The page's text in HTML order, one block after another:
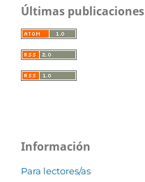
Últimas publicaciones
Información
Para lectores/as